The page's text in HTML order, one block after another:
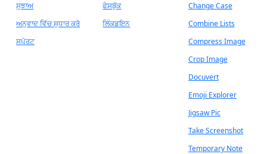
ਸੁਝਾਅ
ਅਨੁਵਾਦ ਵਿੱਚ ਸੁਧਾਰ ਕਰੋ
ਸਪੋਰਟ
ਫੇਸਬੁੱਕ
ਲਿੰਕਡਇਨ
Change Case
Combine Lists
Compress Image
Crop Image
Docuvert
Emoji Explorer
Jigsaw Pic
Take Screenshot
Temporary Note